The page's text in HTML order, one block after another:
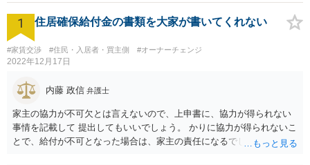
1 住居確保給付金の書類を大家が書いてくれない
#家賃交渉 #住民・入居者・買主側 #オーナーチェンジ
2022年12月17日
内藤 政信 弁護士
家主の協力が不可欠とは言えないので、上申書に、協力が得られない
事情を記載して 提出してもいいでしょう。 かりに協力が得られないこ
とで、給付が不可となった場合は、家主の責任になるでしょう。